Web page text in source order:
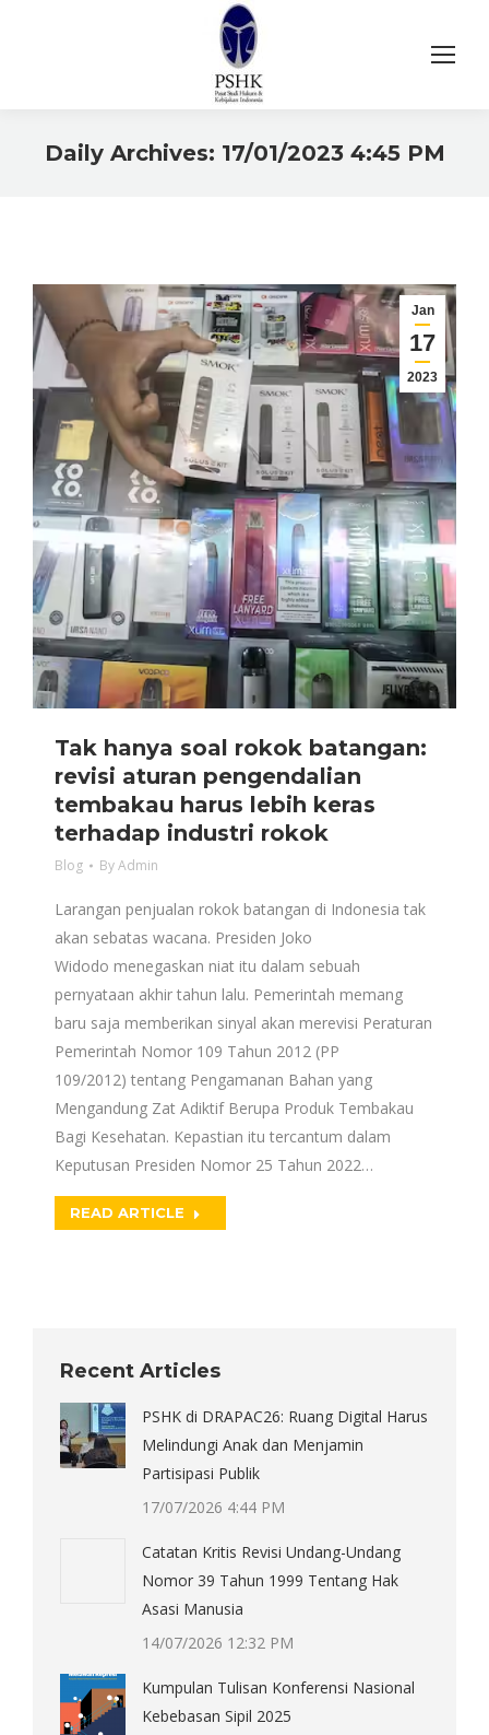
Daily Archives: 17/01/2023 4:45 PM
Jan
17
2023
Tak hanya soal rokok batangan:
revisi aturan pengendalian
tembakau harus lebih keras
terhadap industri rokok
Blog ByAdmin
Larangan penjualan rokok batangan di Indonesia tak
akan sebatas wacana. Presiden Joko
Widodo menegaskan niat itu dalam sebuah
pernyataan akhir tahun lalu. Pemerintah memang
baru saja memberikan sinyal akan merevisi Peraturan
Pemerintah Nomor 109 Tahun 2012 (PP
109/2012) tentang Pengamanan Bahan yang
Mengandung Zat Adiktif Berupa Produk Tembakau
Bagi Kesehatan. Kepastian itu tercantum dalam
Keputusan Presiden Nomor 25 Tahun 2022…
READ ARTICLE
Recent Articles
PSHK di DRAPAC26: Ruang Digital Harus
Melindungi Anak dan Menjamin
Partisipasi Publik
17/07/2026 4:44 PM
Catatan Kritis Revisi Undang-Undang
Nomor 39 Tahun 1999 Tentang Hak
Asasi Manusia
14/07/2026 12:32 PM
Kumpulan Tulisan Konferensi Nasional
Kebebasan Sipil 2025